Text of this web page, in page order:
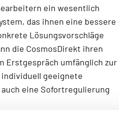
ein wesentlich
das ihnen eine bessere
Lösungsvorschläge
die CosmosDirekt ihren
Erstgespräch umfänglich zur
geeignete
auch eine Sofortregulierung